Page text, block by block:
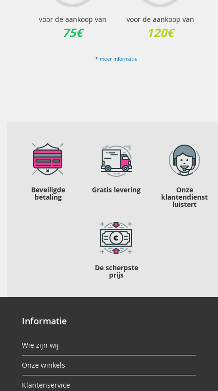
voor de aankoop van
75€
voor de aankoop van
120€
* meer informatie
Beveiligde
betaling
Gratis levering Onze
klantendienst
luistert
De scherpste
prijs
Informatie
Wie zijn wij
Onze winkels
Klantenservice